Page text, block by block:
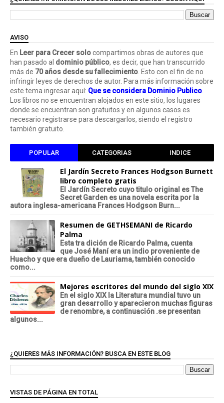
AVISO
En Leer para Crecer solocompartimos obras de autores que
han pasado al dominio público, es decir, que han transcurrido
más de 70 años desde su fallecimiento . Esto con el fin de no
infringir leyes de derechos de autor. Para más información sobre
este tema ingresar aquí: Que se considera Dominio Publico
Los libros no se encuentran alojados en este sitio, los lugares
donde se encuentran son gratuitos y en algunos casos es
necesario registrarse para descargarlos, siendo el registro
también gratuito.
POPULAR CATEGORIAS INDICE
El Jardín Secreto Frances Hodgson Burnett
libro completo gratis
El Jardín Secreto cuyo titulo original es The
Secret Garden es una novela escrita por la
autora inglesa-americana Frances Hodgson Burn...
Resumen de GETHSEMANI de Ricardo
Palma
Esta tra dición de Ricardo Palma, cuenta
que José Maní era un indio proveniente de
Huacho y que era dueño de Lauriama, también conocido
como...
Mejores escritores del mundo del siglo XIX
En el siglo XIX la Literatura mundial tuvo un
gran desarrollo y aparecieron muchas figuras
de renombre, a continuación .se presentan
algunos...
¿QUIERES MÁS INFORMACIÓN? BUSCA EN ESTE BLOG
VISTAS DE PÁGINA EN TOTAL